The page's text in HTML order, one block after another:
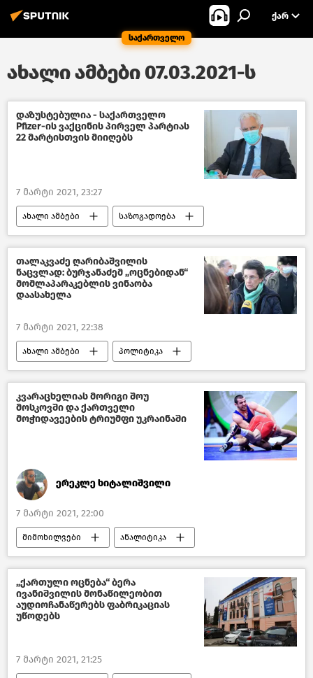
საქართველო
ᲥᲐᲠ
ახალი ამბები 07.03.2021-ს
დაზუსტებულია - საქართველო
Pfizer-ის ვაქცინის პირველ პარტიას
22 მარტისთვის მიიღებს
7 მარტი 2021, 23:27
ახალი ამბები საზოგადოება
საქართველო
თალაკვაძე ღარიბაშვილის
ნაცვლად: ბურჯანაძემ „ოცნებიდან“
მომლაპარაკებლის ვინაობა
დაასახელა
7 მარტი 2021, 22:38
ახალი ამბები პოლიტიკა
საქართველო
კვარაცხელიას მორიგი შოუ
მოსკოვში და ქართველი
მოჭიდავეების ტრიუმფი უკრაინაში
ერეკლე ხიტალიშვილი
7 მარტი 2021, 22:00
მიმოხილვები ანალიტიკა
საქართველო
მსოფლიოს ახალი ამბები
„ქართული ოცნება“ ბერა
ივანიშვილის მონაწილეობით
აუდიოჩანაწერებს ფაბრიკაციას
უწოდებს
7 მარტი 2021, 21:25